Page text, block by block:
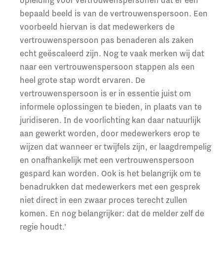
bepaald beeld is van de vertrouwenspersoon. Een
voorbeeld hiervan is dat medewerkers de
vertrouwenspersoon pas benaderen als zaken
echt geëscaleerd zijn. Nog te vaak merken wij dat
naar een vertrouwenspersoon stappen als een
heel grote stap wordt ervaren. De
vertrouwenspersoon is er in essentie juist om
informele oplossingen te bieden, in plaats van te
juridiseren. In de voorlichting kan daar natuurlijk
aan gewerkt worden, door medewerkers erop te
wijzen dat wanneer er twijfels zijn, er laagdrempelig
en onafhankelijk met een vertrouwenspersoon
gespard kan worden. Ook is het belangrijk om te
benadrukken dat medewerkers met een gesprek
niet direct in een zwaar proces terecht zullen
komen. En nog belangrijker: dat de melder zelf de
regie houdt.’